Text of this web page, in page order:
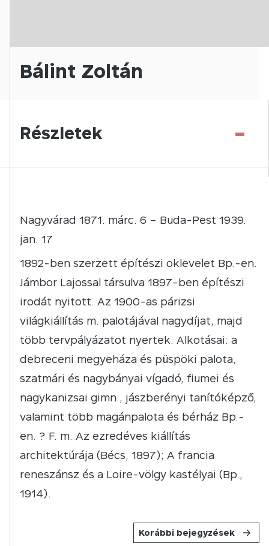
Bálint Zoltán
Részletek -
Nagyvárad 1871. márc. 6 – Buda-Pest 1939.
jan. 17
1892-ben szerzett építészi oklevelet Bp.-en.
Jámbor Lajossal társulva 1897-ben építészi
irodát nyitott. Az 1900-as párizsi
világkiállítás m. palotájával nagydíjat, majd
több tervpályázatot nyertek. Alkotásai: a
debreceni megyeháza és püspöki palota,
szatmári és nagybányai vígadó, fiumei és
nagykanizsai gimn., jászberényi tanítóképző,
valamint több magánpalota és bérház Bp.-
en. ? F. m. Az ezredéves kiállítás
architektúrája (Bécs, 1897); A francia
reneszánsz és a Loire-völgy kastélyai (Bp.,
1914).
Korábbi bejegyzések